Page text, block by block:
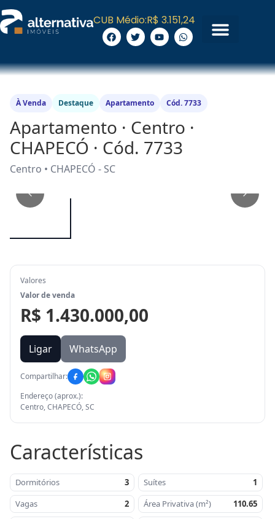
CUB Médio:R$ 3.151,24
À Venda Destaque Apartamento Cód. 7733
Apartamento · Centro ·
CHAPECÓ · Cód. 7733
Centro • CHAPECÓ - SC
Valores
Valor de venda
R$ 1.430.000,00
Ligar WhatsApp
Compartilhar:
Endereço (aprox.):
Centro, CHAPECÓ, SC
Características
Dormitórios 3 Suítes
1
Vagas
2 Área Privativa (m²)
110.65